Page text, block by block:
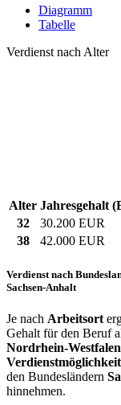
Diagramm
Tabelle
Verdienst nach Alter
Alter Jahresgehalt
32
30.200 EUR
38
42.000 EUR
Verdienst nach
Sachsen-Anhalt
Je nach Arbeitsort
Gehalt für den Beruf
Nordrhein-Westfalen
den Bundesländern
hinnehmen.